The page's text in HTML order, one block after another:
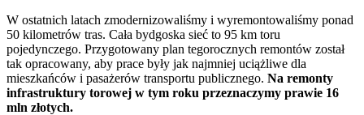
W ostatnich latach zmodernizowaliśmy i wyremontowaliśmy ponad
50 kilometrów tras. Cała bydgoska sieć to 95 km toru
pojedynczego. Przygotowany plan tegorocznych remontów został
tak opracowany, aby prace były jak najmniej uciążliwe dla
mieszkańców i pasażerów transportu publicznego. Na remonty
infrastruktury torowej w tym roku przeznaczymy prawie 16
mln złotych.